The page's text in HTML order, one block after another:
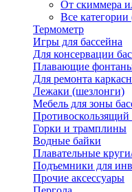
От скиммера
Все категории
Термометр
Игры для бассейна
Для консервации
Плавающие
Для ремонта
Лежаки (шезлонги)
Мебель для зоны
Противоскользящий
Горки и трамплины
Водные байки
Плавательные
Подъемники для
Прочие аксессуары